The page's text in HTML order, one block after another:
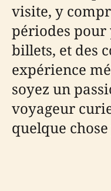
visite, y
périodes pour
billets, et des
expérience
soyez un
voyageur
quelque